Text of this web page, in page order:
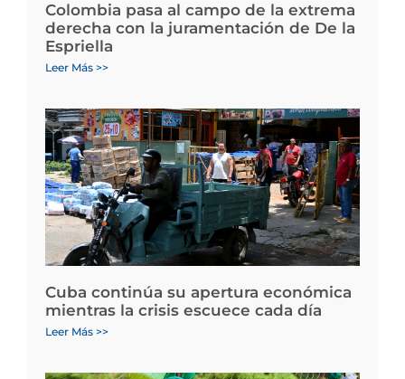
Colombia pasa al campo de la extrema
derecha con la juramentación de De la
Espriella
Leer Más >>
Cuba continúa su apertura económica
mientras la crisis escuece cada día
Leer Más >>